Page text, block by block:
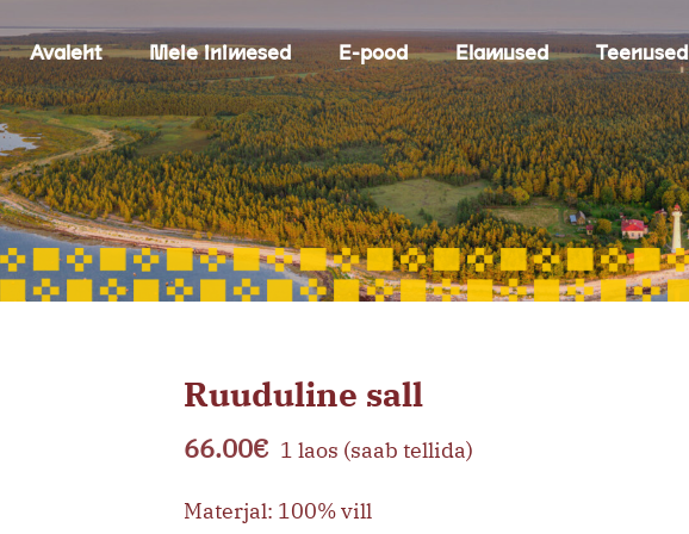
Avaleht Meie inimesed E-pood Elamused Teenused
Ruuduline sall
66.00€ 1 laos (saab tellida)
Materjal: 100% vill